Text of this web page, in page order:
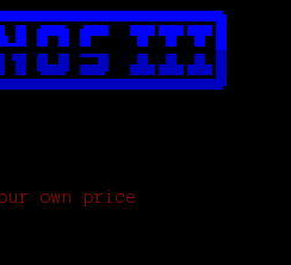
own price